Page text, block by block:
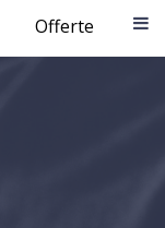
Offerte